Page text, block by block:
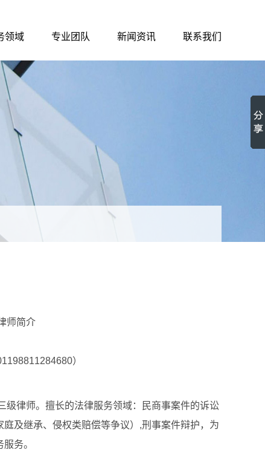
领域 专业团队 新闻资讯 联系我们
简介
）
律师。擅长的法律服务领域：民商事案件的诉讼
及继承、侵权类赔偿等争议）,刑事案件辩护，为
务。